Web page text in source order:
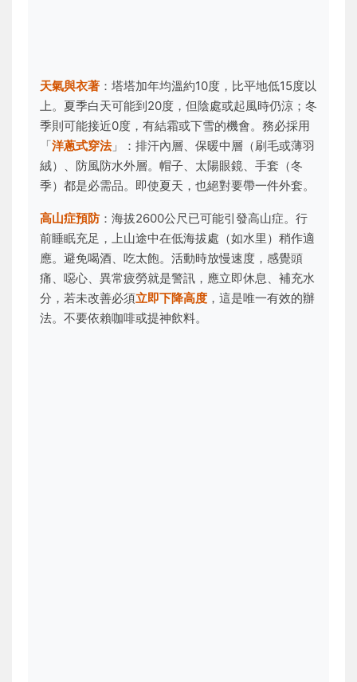
天氣與衣著 ：塔塔加年均溫約10度，比平地低15度以
上。夏季白天可能到20度，但陰處或起風時仍涼；冬
季則可能接近0度，有結霜或下雪的機會。務必採用
「洋蔥式穿法」：排汗內層、保暖中層（刷毛或薄羽
絨）、防風防水外層。帽子、太陽眼鏡、手套（冬
季）都是必需品。即使夏天，也絕對要帶一件外套。
高山症預防 ：海拔2600公尺已可能引發高山症。行
前睡眠充足，上山途中在低海拔處（如水里）稍作適
應。避免喝酒、吃太飽。活動時放慢速度，感覺頭
痛、噁心、異常疲勞就是警訊，應立即休息、補充水
分，若未改善必須立即下降高度 ，這是唯一有效的辦
法。不要依賴咖啡或提神飲料。